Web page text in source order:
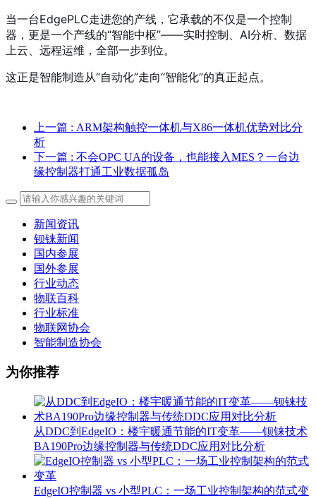
当一台EdgePLC走进您的产线，它承载的不仅是一个控制
器，更是一个产线的“智能中枢”——实时控制、AI分析、数据
上云、远程运维，全部一步到位。
这正是智能制造从“自动化”走向“智能化”的真正起点。
上一篇 : ARM架构触控一体机与X86一体机优势对比分
析
下一篇 : 不会OPC UA的设备，也能接入MES？一台边
缘控制器打通工业数据孤岛
新闻资讯
钡铼新闻
国内参展
国外参展
行业动态
物联百科
行业标准
物联网协会
智能制造协会
为你推荐
从DDC到EdgeIO：楼宇暖通节能的IT变革——钡铼技术
BA190Pro边缘控制器与传统DDC应用对比分析
EdgeIO控制器 vs 小型PLC：一场工业控制架构的范式变